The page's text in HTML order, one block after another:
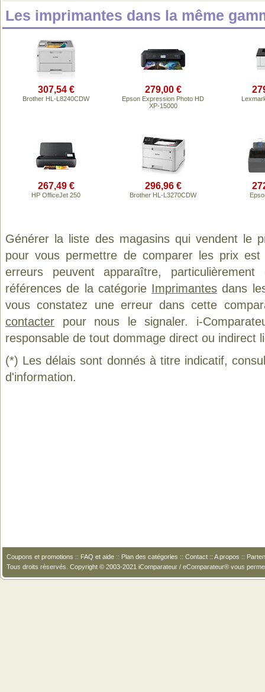
Les imprimantes dans la même
307,54 €
Brother HL-L8240CDW
279,00 €
Epson Expression Photo HD
XP-15000
267,49 €
HP OfficeJet 250
296,96 €
Brother HL-L3270CDW
Générer la liste des magasins qui vendent le
pour vous permettre de comparer les prix
erreurs peuvent apparaître,
références de la catégorie Imprimantes dans
vous constatez une erreur dans cette
contacter pour nous le signaler. i-
responsable de tout dommage direct ou indirect
(*) Les délais sont donnés à titre indicatif,
d'information.
Coupons et promotions :: FAQ et aide :: Plan des catégories :: Contact :: A propos ::
Tous droits réservés. Copyright © 2003-2021 iComparateur / eComparateur® vous